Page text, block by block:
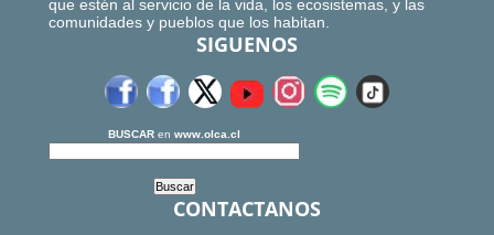
que estén al servicio de la vida, los ecosistemas, y las
comunidades y pueblos que los habitan.
SIGUENOS
BUSCAR en www.olca.cl
CONTACTANOS